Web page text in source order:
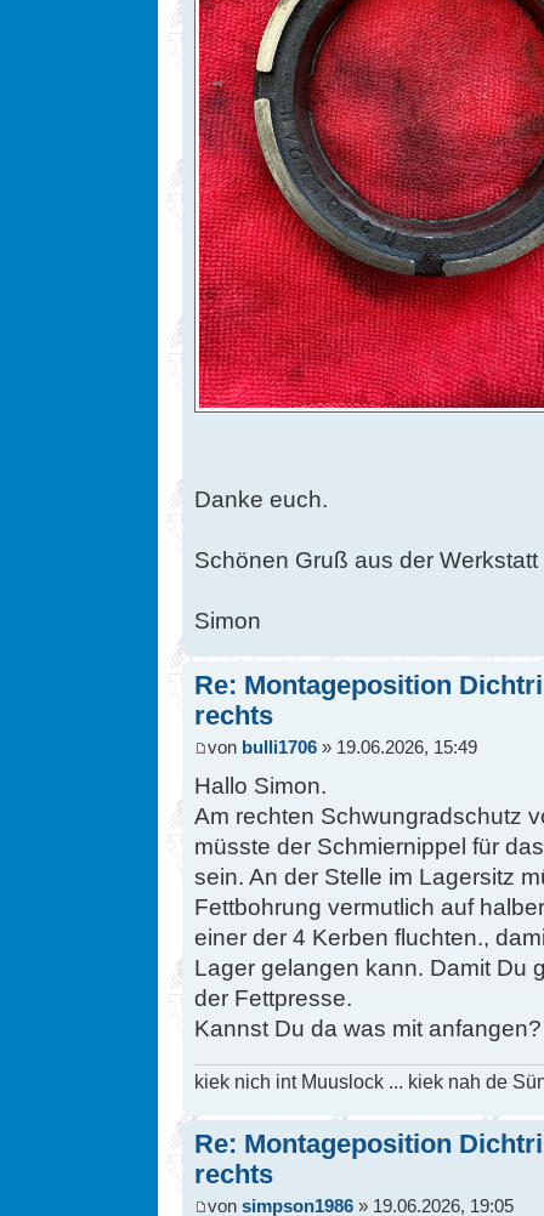
Danke euch.
Schönen Gruß aus der Werkstatt
Simon
Re: Montageposition
rechts
von bulli1706 » 19.06.2026, 15:49
Hallo Simon.
Am rechten Schwungradschutz
müsste der Schmiernippel für
sein. An der Stelle im Lagersitz
Fettbohrung vermutlich auf
einer der 4 Kerben fluchten.,
Lager gelangen kann. Damit Du
der Fettpresse.
Kannst Du da was mit anfangen?
kiek nich int Muuslock ... kiek nah de
Re: Montageposition
rechts
von simpson1986 » 19.06.2026, 19:05